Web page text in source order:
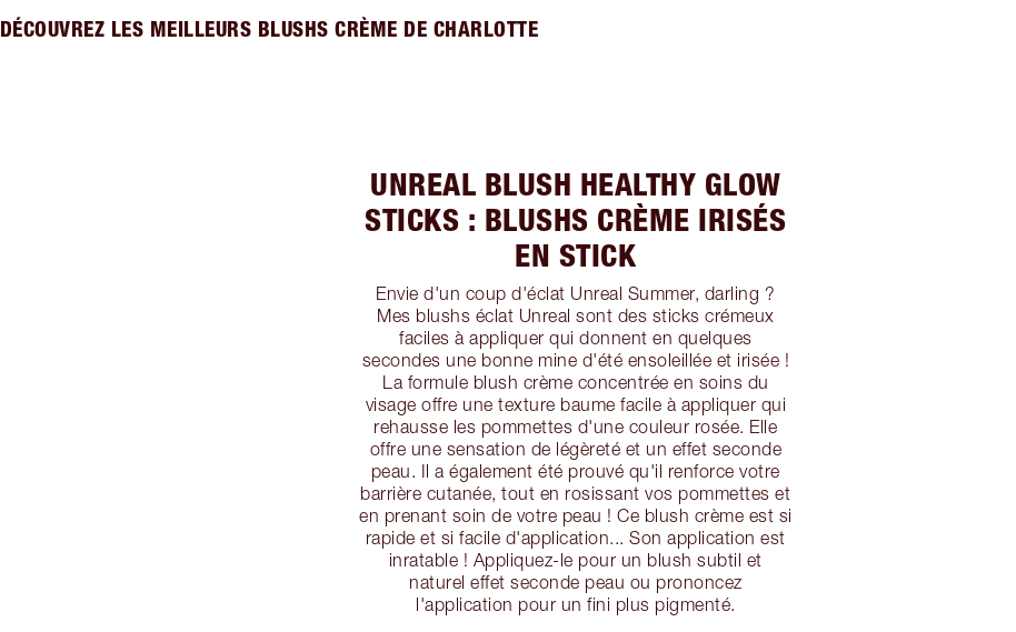
DÉCOUVREZ LES MEILLEURS BLUSHS CRÈME DE CHARLOTTE
UNREAL BLUSH HEALTHY GLOW
STICKS : BLUSHS CRÈME IRISÉS
EN STICK
Envie d'un coup d'éclat Unreal Summer, darling ?
Mes blushs éclat Unreal sont des sticks crémeux
faciles à appliquer qui donnent en quelques
secondes une bonne mine d'été ensoleillée et irisée !
La formule blush crème concentrée en soins du
visage offre une texture baume facile à appliquer qui
rehausse les pommettes d'une couleur rosée. Elle
offre une sensation de légèreté et un effet seconde
peau. Il a également été prouvé qu'il renforce votre
barrière cutanée, tout en rosissant vos pommettes et
en prenant soin de votre peau ! Ce blush crème est si
rapide et si facile d'application... Son application est
inratable ! Appliquez-le pour un blush subtil et
naturel effet seconde peau ou prononcez
l'application pour un fini plus pigmenté.